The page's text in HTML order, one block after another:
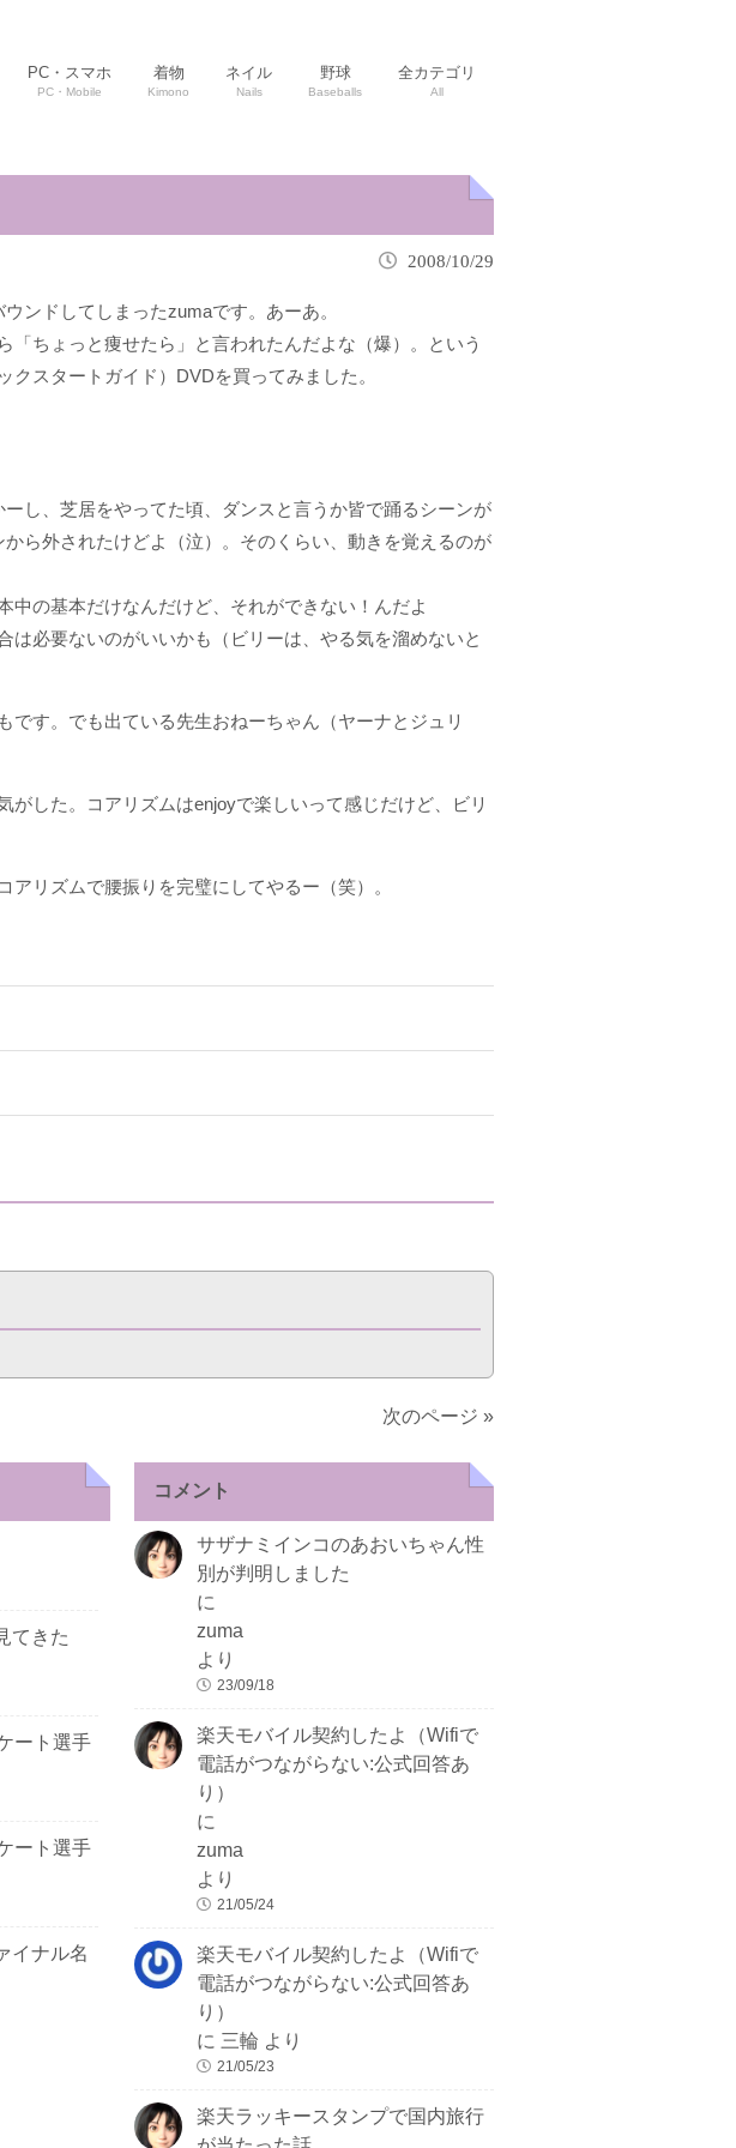
PC・スマホ
PC・Mobile
着物
Kimono
ネイル
Nails
野球
Baseballs
全カテゴリ
All
2008/10/29
ンドしてしまったzumaです。あーあ。
ちょっと痩せたら」と言われたんだよな（爆）。という
クスタートガイド）DVDを買ってみました。
し、芝居をやってた頃、ダンスと言うか皆で踊るシーンが
ら外されたけどよ（泣）。そのくらい、動きを覚えるのが
中の基本だけなんだけど、それができない！んだよ
は必要ないのがいいかも（ビリーは、やる気を溜めないと
す。でも出ている先生おねーちゃん（ヤーナとジュリ
した。コアリズムはenjoyで楽しいって感じだけど、ビリ
リズムで腰振りを完璧にしてやるー（笑）。
次のページ »
てきた
ート選手
ート選手
イナル名
コメント
サザナミインコのあおいちゃん性
別が判明しました
に
zuma
より
23/09/18
楽天モバイル契約したよ（Wifiで
電話がつながらない:公式回答あ
り）
に
zuma
より
21/05/24
楽天モバイル契約したよ（Wifiで
電話がつながらない:公式回答あ
り）
に 三輪 より
21/05/23
楽天ラッキースタンプで国内旅行